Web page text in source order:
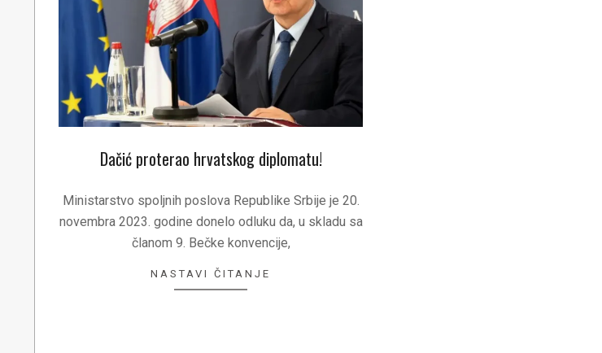
Dačić proterao hrvatskog diplomatu!
11-
20
Ministarstvo spoljnih poslova Republike Srbije je 20.
novembra 2023. godine donelo odluku da, u skladu sa
članom 9. Bečke konvencije,
NASTAVI ČITANJE